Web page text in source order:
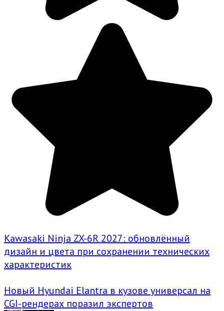
Kawasaki Ninja ZX-6R 2027: обновлённый
дизайн и цвета при сохранении технических
характеристик
Новый Hyundai Elantra в кузове универсал на
CGI-рендерах поразил экспертов